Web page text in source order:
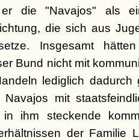
er die "Navajos" als
die sich aus
Insgesamt
Bund nicht mit
lediglich dadurch
mit
ihm steckende
der Familie